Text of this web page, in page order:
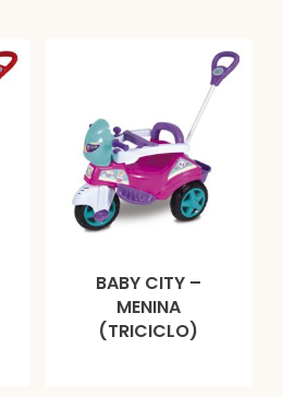
BABY CITY –
MENINA
(TRICICLO)